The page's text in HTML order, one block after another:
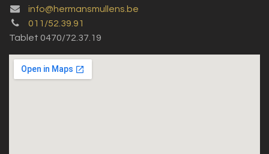
info@hermansmullens.be
011/52.39.91
Tablet 0470/72.37.19